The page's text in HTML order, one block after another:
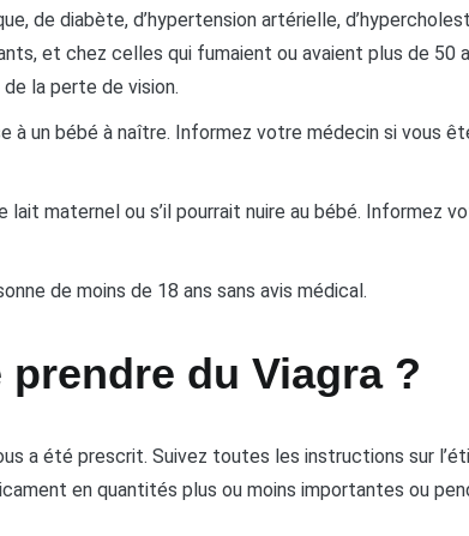
de diabète, d’hypertension artérielle,
et chez celles qui fumaient ou avaient plus de 50
la perte de vision.
à un bébé à naître. Informez votre médecin si vous
lait maternel ou s’il pourrait nuire au bébé. Informez
de moins de 18 ans sans avis médical.
du Viagra ?
a été prescrit. Suivez toutes les instructions sur
en quantités plus ou moins importantes ou